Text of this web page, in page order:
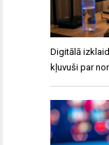
Digitālā
kļuvuši par